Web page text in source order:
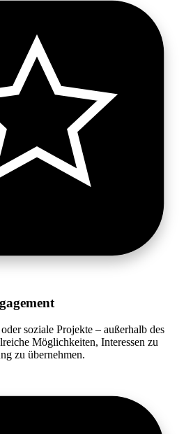
soziale Projekte – außerhalb des
Möglichkeiten, Interessen zu
zu übernehmen.